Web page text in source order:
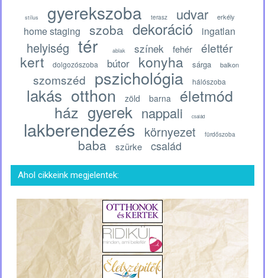
stílus gyerekszoba terasz udvar erkély
home staging szoba dekoráció ingatlan
helyiség tér ablak színek fehér élettér
kert dolgozószoba bútor konyha sárga balkon
szomszéd pszichológia hálószoba
lakás otthon zöld barna életmód
ház gyerek nappali család
lakberendezés környezet fürdőszoba
baba szürke család
Ahol cikkeink megjelentek: